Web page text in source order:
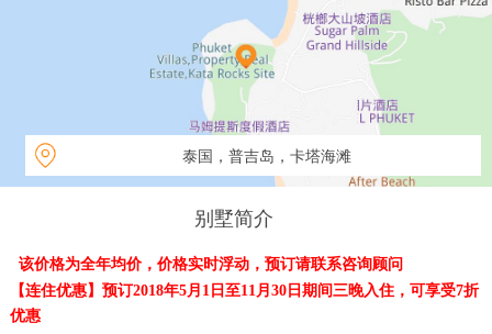
泰国，普吉岛，卡塔海滩
别墅简介
该价格为全年均价，价格实时浮动，预订请联系咨询顾问
【连住优惠】预订2018年5月1日至11月30日期间三晚入住，可享受7折
优惠